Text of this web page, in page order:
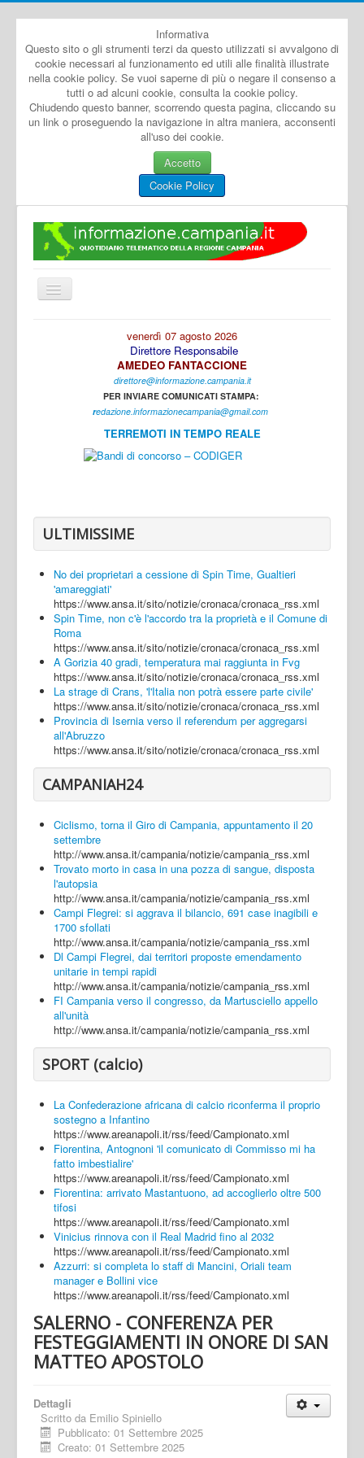
Informativa
Questo sito o gli strumenti terzi da questo utilizzati si avvalgono di
cookie necessari al funzionamento ed utili alle finalità illustrate
nella cookie policy. Se vuoi saperne di più o negare il consenso a
tutti o ad alcuni cookie, consulta la cookie policy.
Chiudendo questo banner, scorrendo questa pagina, cliccando su
un link o proseguendo la navigazione in altra maniera, acconsenti
all'uso dei cookie.
Accetto
Cookie Policy
Cambia
navigazione
Caserta
Napoli
Salerno
Login
venerdì 07 agosto 2026
Direttore Responsabile
AMEDEO FANTACCIONE
direttore@informazione.campania.it
PER INVIARE COMUNICATI STAMPA:
redazione.informazionecampania@gmail.com
TERREMOTI IN TEMPO REALE
ULTIMISSIME
No dei proprietari a cessione di Spin Time, Gualtieri
'amareggiati'
https://www.ansa.it/sito/notizie/cronaca/cronaca_rss.xml
Spin Time, non c'è l'accordo tra la proprietà e il Comune di
Roma
https://www.ansa.it/sito/notizie/cronaca/cronaca_rss.xml
A Gorizia 40 gradi, temperatura mai raggiunta in Fvg
https://www.ansa.it/sito/notizie/cronaca/cronaca_rss.xml
La strage di Crans, 'l'Italia non potrà essere parte civile'
https://www.ansa.it/sito/notizie/cronaca/cronaca_rss.xml
Provincia di Isernia verso il referendum per aggregarsi
all'Abruzzo
https://www.ansa.it/sito/notizie/cronaca/cronaca_rss.xml
CAMPANIAH24
Ciclismo, torna il Giro di Campania, appuntamento il 20
settembre
http://www.ansa.it/campania/notizie/campania_rss.xml
Trovato morto in casa in una pozza di sangue, disposta
l'autopsia
http://www.ansa.it/campania/notizie/campania_rss.xml
Campi Flegrei: si aggrava il bilancio, 691 case inagibili e
1700 sfollati
http://www.ansa.it/campania/notizie/campania_rss.xml
Dl Campi Flegrei, dai territori proposte emendamento
unitarie in tempi rapidi
http://www.ansa.it/campania/notizie/campania_rss.xml
FI Campania verso il congresso, da Martusciello appello
all'unità
http://www.ansa.it/campania/notizie/campania_rss.xml
SPORT (calcio)
La Confederazione africana di calcio riconferma il proprio
sostegno a Infantino
https://www.areanapoli.it/rss/feed/Campionato.xml
Fiorentina, Antognoni 'il comunicato di Commisso mi ha
fatto imbestialire'
https://www.areanapoli.it/rss/feed/Campionato.xml
Fiorentina: arrivato Mastantuono, ad accoglierlo oltre 500
tifosi
https://www.areanapoli.it/rss/feed/Campionato.xml
Vinicius rinnova con il Real Madrid fino al 2032
https://www.areanapoli.it/rss/feed/Campionato.xml
Azzurri: si completa lo staff di Mancini, Oriali team
manager e Bollini vice
https://www.areanapoli.it/rss/feed/Campionato.xml
SALERNO - CONFERENZA PER
FESTEGGIAMENTI IN ONORE DI SAN
MATTEO APOSTOLO
Dettagli
Scritto da Emilio Spiniello
Pubblicato: 01 Settembre 2025
Creato: 01 Settembre 2025